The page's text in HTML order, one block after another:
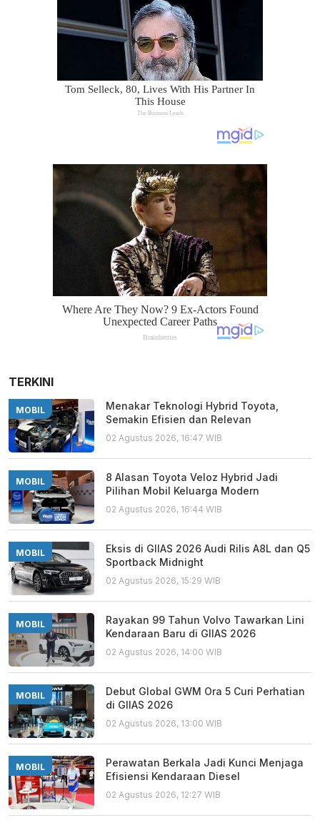
TERKINI
MOBIL
Menakar Teknologi Hybrid Toyota,
Semakin Efisien dan Relevan
02 Agustus 2026, 16:47 WIB
MOBIL
8 Alasan Toyota Veloz Hybrid Jadi
Pilihan Mobil Keluarga Modern
02 Agustus 2026, 16:44 WIB
MOBIL
Eksis di GIIAS 2026 Audi Rilis A8L dan Q5
Sportback Midnight
02 Agustus 2026, 15:29 WIB
MOBIL
Rayakan 99 Tahun Volvo Tawarkan Lini
Kendaraan Baru di GIIAS 2026
02 Agustus 2026, 14:00 WIB
MOBIL
Debut Global GWM Ora 5 Curi Perhatian
di GIIAS 2026
02 Agustus 2026, 13:00 WIB
MOBIL
Perawatan Berkala Jadi Kunci Menjaga
Efisiensi Kendaraan Diesel
02 Agustus 2026, 12:27 WIB